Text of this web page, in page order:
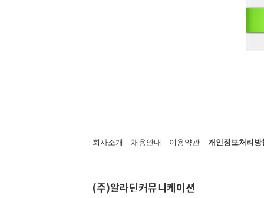
회사소개 채용안내 이용약관 개인정보처리방
(주)알라딘커뮤니케이션